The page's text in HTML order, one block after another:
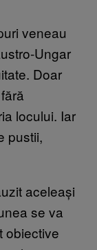
veneau
Ungar
Doar
locului. Iar
pustii,
aceleași
se va
obiective